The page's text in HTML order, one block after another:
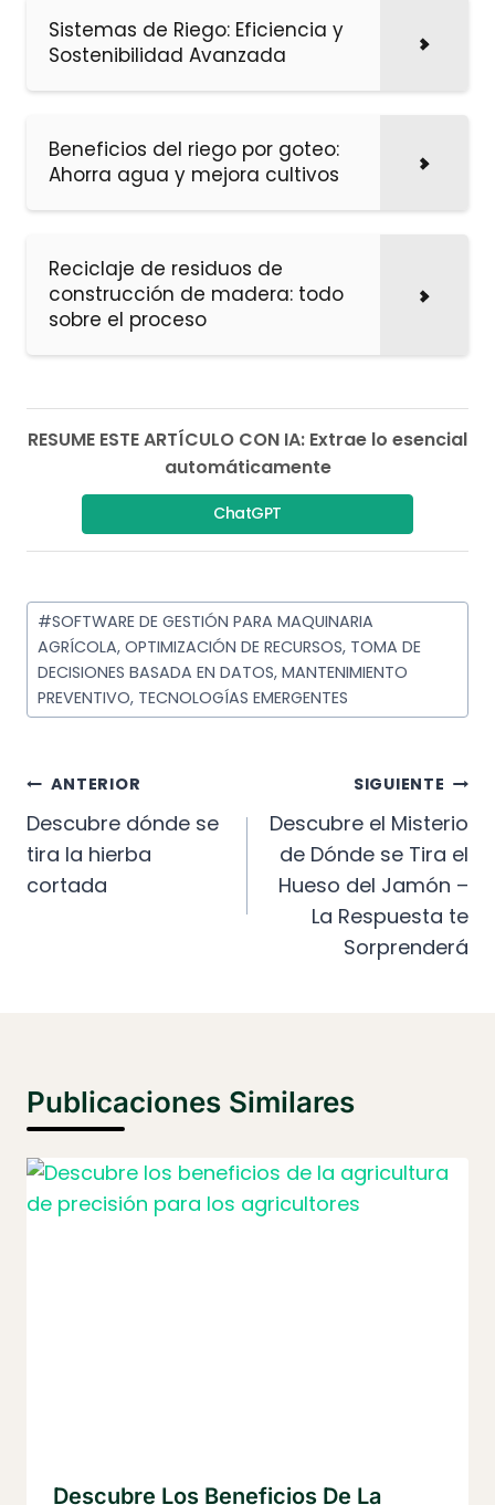
Sistemas de Riego: Eficiencia y
Sostenibilidad Avanzada
Beneficios del riego por goteo:
Ahorra agua y mejora cultivos
Reciclaje de residuos de
construcción de madera: todo
sobre el proceso
RESUME ESTE ARTÍCULO CON IA: Extrae lo esencial
automáticamente
ChatGPT
Etiquetas
de
la
entrada:
#SOFTWARE DE GESTIÓN PARA MAQUINARIA
AGRÍCOLA, OPTIMIZACIÓN DE RECURSOS, TOMA DE
DECISIONES BASADA EN DATOS, MANTENIMIENTO
PREVENTIVO, TECNOLOGÍAS EMERGENTES
Navegación
De
Entradas
ANTERIOR
Descubre dónde se
tira la hierba
cortada
SIGUIENTE
Descubre el Misterio
de Dónde se Tira el
Hueso del Jamón –
La Respuesta te
Sorprenderá
Publicaciones Similares
Descubre Los Beneficios De La